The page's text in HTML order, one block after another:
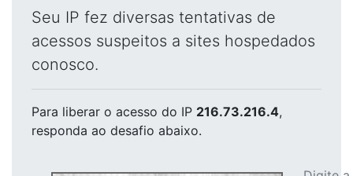
Seu IP fez diversas tentativas de
acessos suspeitos a sites hospedados
conosco.
Para liberar o acesso do IP 216.73.216.4,
responda ao desafio abaixo.